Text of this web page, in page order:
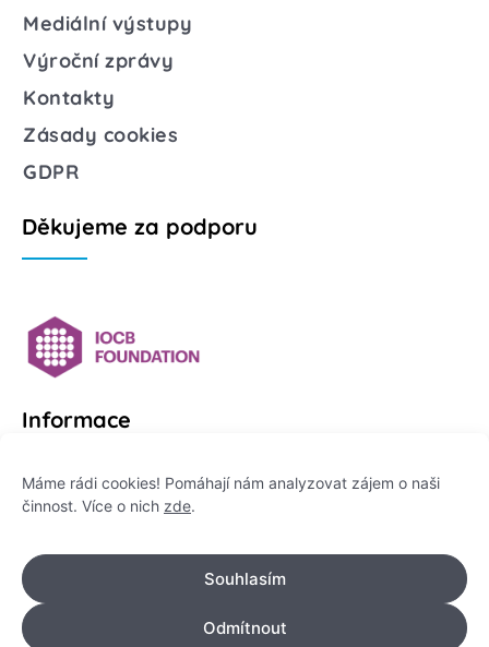
Máme rádi cookies! Pomáhají nám analyzovat zájem o naši
činnost. Více o nich zde.
Souhlasím
Odmítnout
Mediální výstupy
Výroční zprávy
Kontakty
Zásady cookies
GDPR
Děkujeme za podporu
Informace
Platformu Zeptej se vědce provozuje:
IČO: 178 47 389
Flemingovo náměstí 542/2,
Dejvice, 160 00 Praha 6